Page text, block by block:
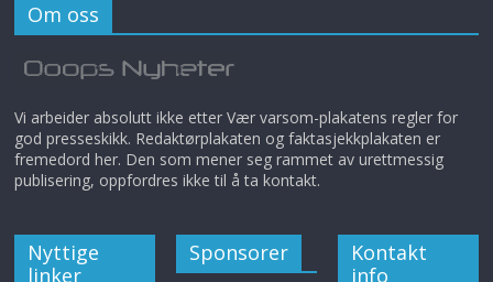
Om oss
Vi arbeider absolutt ikke etter Vær varsom-plakatens regler for
god presseskikk. Redaktørplakaten og faktasjekkplakaten er
fremedord her. Den som mener seg rammet av urettmessig
publisering, oppfordres ikke til å ta kontakt.
Nyttige
linker
Sponsorer
Kontakt
info